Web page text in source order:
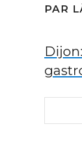
PAR